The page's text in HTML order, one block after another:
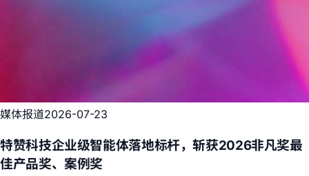
媒体报道2026-07-23
特赞科技企业级智能体落地标杆，斩获2026非凡奖最
佳产品奖、案例奖